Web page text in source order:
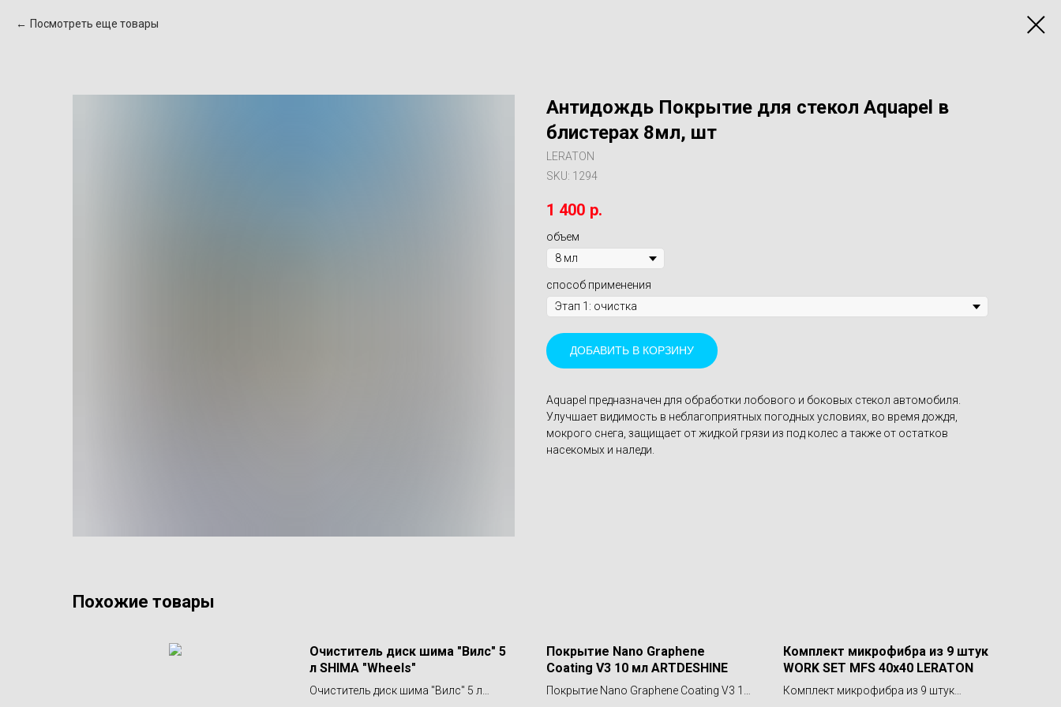
Посмотреть еще товары
Антидождь Покрытие для стекол Aquapel в
блистерах 8мл, шт
LERATON
SKU: 1294
1 400 р.
объем
способ применения
ДОБАВИТЬ В КОРЗИНУ
Aquapel предназначен для обработки лобового и боковых стекол автомобиля.
Улучшает видимость в неблагоприятных погодных условиях, во время дождя,
мокрого снега, защищает от жидкой грязи из под колес а также от остатков
насекомых и наледи.
Похожие товары
Очиститель диск шима "Вилс" 5
л SHIMA "Wheels"
Очиститель диск шима "Вилс" 5 л
Покрытие Nano Graphene
Coating V3 10 мл ARTDESHINE
Покрытие Nano Graphene Coating V3 10
Комплект микрофибра из 9 штук
WORK SET MFS 40x40 LERATON
Комплект микрофибра из 9 штук